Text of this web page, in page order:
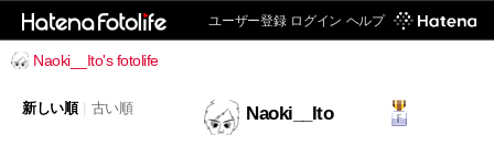
ユーザー登録 ログイン ヘルプ
Naoki__Ito's fotolife
新しい順 古い順 Naoki__Ito